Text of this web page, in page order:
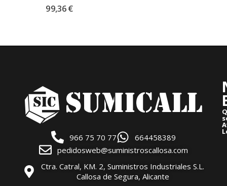
out of 5
99,36€
966 75 70 77
664458389
pedidosweb@suministroscallosa.com
Ctra. Catral, KM. 2, Suministros Industriales S.L.
Callosa de Segura, Alicante